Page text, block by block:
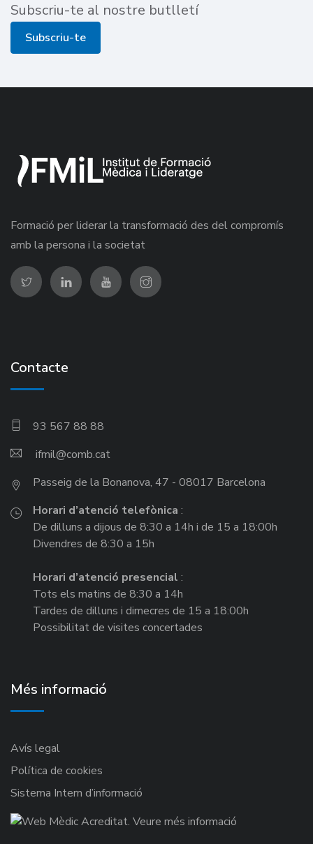
Subscriu-te al nostre butlletí
Subscriu-te
Formació per liderar la transformació des del compromís
amb la persona i la societat
Contacte
93 567 88 88
ifmil
Passeig de la Bonanova, 47 - 08017 Barcelona
Horari d’atenció telefònica :
De dilluns a dijous de 8:30 a 14h i de 15 a 18:00h
Divendres de 8:30 a 15h
Horari d’atenció presencial :
Tots els matins de 8:30 a 14h
Tardes de dilluns i dimecres de 15 a 18:00h
Possibilitat de visites concertades
Més informació
Avís legal
Política de cookies
Sistema Intern d’informació